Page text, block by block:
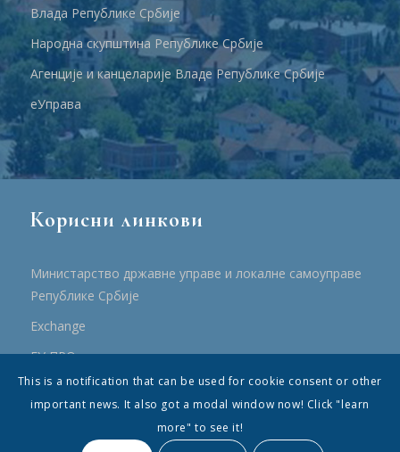
Влада Републике Србије
Народна скупштина Републике Србије
Агенције и канцеларије Владе Републике Србије
еУправа
Корисни линкови
Министарство државне управе и локалне самоуправе
Републике Србије
Еxchange
ЕУ ПРО
ПРРР
This is a notification that can be used for cookie consent or other
important news. It also got a modal window now! Click "learn
more" to see it!